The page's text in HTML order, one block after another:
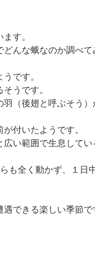
す。
んな蛾なのか調べて
です。
うです。
（後翅と呼ぶそう
付いたようです。
い範囲で生息してい
も全く動かず、１日
できる楽しい季節で